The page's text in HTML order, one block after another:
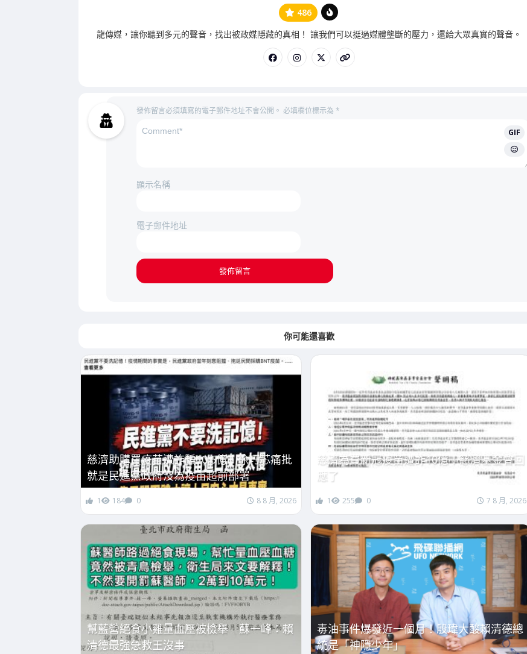
486
管
員
龍傳媒，讓你聽到多元的聲音，找出被政媒隱藏的真相！ 讓我們可以挺過媒體壟斷的壓力，還給大眾真實的聲音。
發佈留言必須填寫的電子郵件地址不會公開。 必填欄位標示為 *
GIF
顯示名稱
電子郵件地址
你可能還喜歡
慈濟助購買疫苗遭詐騙10.6億！徐巧芯痛批
就是民進黨政府沒為疫苗超前部署
1 184 0 8 8 月, 2026
慈濟為買新冠疫苗遭詐10億！慈濟基金會回
應了
1 255 0 7 8 月, 2026
幫藍營絕食小雞量血壓被檢舉 蘇一峰：賴
清德最強急救王沒事
毒油事件爆發近一個月！殷瑋大酸賴清德總
統是「神隱少年」